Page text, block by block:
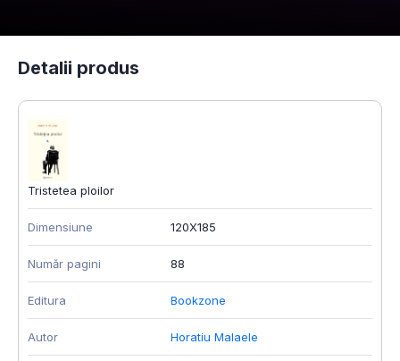
Detalii produs
Tristetea ploilor
Dimensiune 120X185
Număr pagini 88
Editura Bookzone
Autor Horatiu Malaele